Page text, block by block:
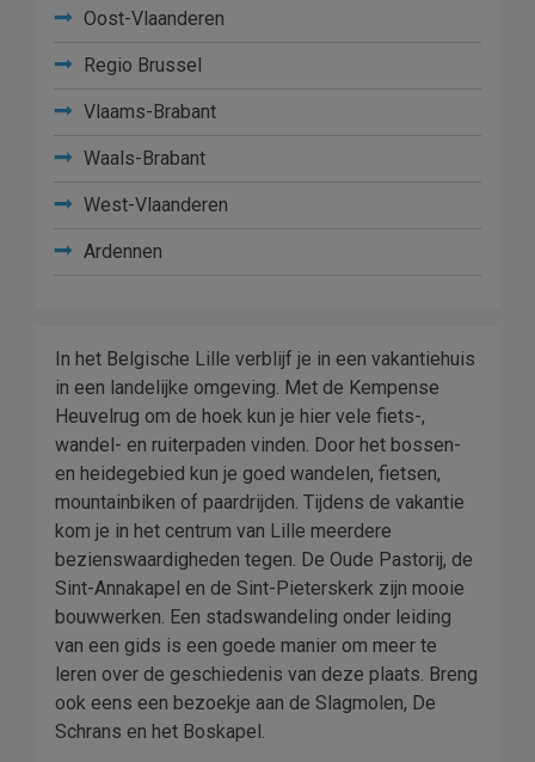
Oost-Vlaanderen
Regio Brussel
Vlaams-Brabant
Waals-Brabant
West-Vlaanderen
Ardennen
In het Belgische Lille verblijf je in een vakantiehuis
in een landelijke omgeving. Met de Kempense
Heuvelrug om de hoek kun je hier vele fiets-,
wandel- en ruiterpaden vinden. Door het bossen-
en heidegebied kun je goed wandelen, fietsen,
mountainbiken of paardrijden. Tijdens de vakantie
kom je in het centrum van Lille meerdere
bezienswaardigheden tegen. De Oude Pastorij, de
Sint-Annakapel en de Sint-Pieterskerk zijn mooie
bouwwerken. Een stadswandeling onder leiding
van een gids is een goede manier om meer te
leren over de geschiedenis van deze plaats. Breng
ook eens een bezoekje aan de Slagmolen, De
Schrans en het Boskapel.